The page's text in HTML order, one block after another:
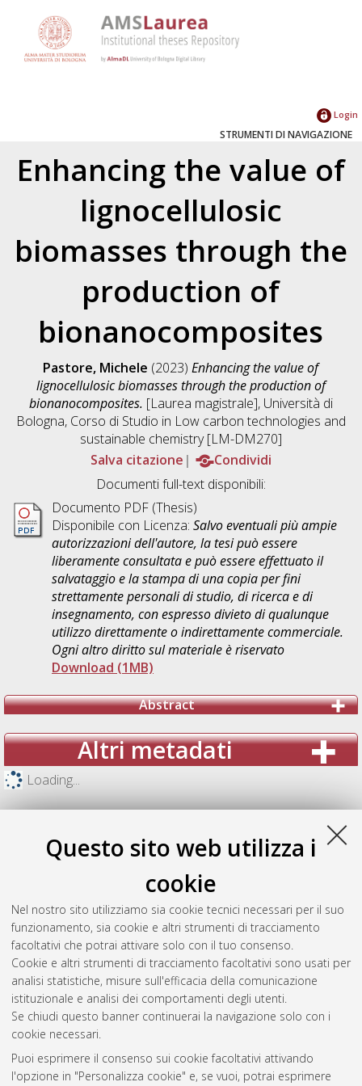
Questo sito web utilizza i
cookie
Nel nostro sito utilizziamo sia cookie tecnici necessari per il suo
funzionamento, sia cookie e altri strumenti di tracciamento
facoltativi che potrai attivare solo con il tuo consenso.
Cookie e altri strumenti di tracciamento facoltativi sono usati per
analisi statistiche, misure sull'efficacia della comunicazione
istituzionale e analisi dei comportamenti degli utenti.
Se chiudi questo banner continuerai la navigazione solo con i
cookie necessari.
Puoi esprimere il consenso sui cookie facoltativi attivando
l'opzione in "Personalizza cookie" e, se vuoi, potrai esprimere
Login
STRUMENTI DI NAVIGAZIONE
Enhancing the value of
lignocellulosic
biomasses through the
production of
bionanocomposites
Pastore, Michele (2023)Enhancing the value of
lignocellulosic biomasses through the production of
bionanocomposites. [Laurea magistrale], Università di
Bologna, Corso di Studio in Low carbon technologies and
sustainable chemistry [LM-DM270]
Salva citazione
Condividi
Documenti full-text disponibili:
Documento PDF (Thesis)
Disponibile con Licenza: Salvo eventuali più ampie
autorizzazioni dell'autore, la tesi può essere
liberamente consultata e può essere effettuato il
salvataggio e la stampa di una copia per fini
strettamente personali di studio, di ricerca e di
insegnamento, con espresso divieto di qualunque
utilizzo direttamente o indirettamente commerciale.
Ogni altro diritto sul materiale è riservato
Download (1MB)
Abstract
Altri metadati
Loading...
Gestione del documento:
Atom